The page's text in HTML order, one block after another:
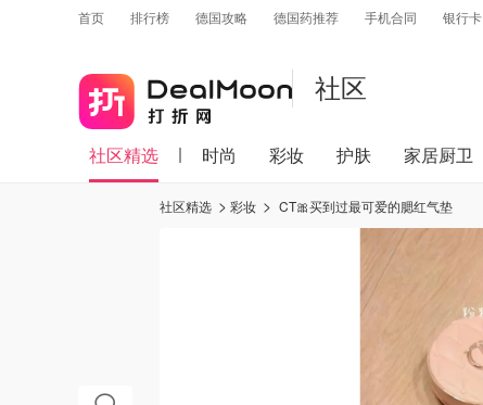
首页 排行榜 德国攻略 德国药推荐 手机合同 银行卡
社区
社区精选 时尚 彩妆 护肤 家居厨卫
社区精选 彩妆 CT🎀买到过最可爱的腮红气垫